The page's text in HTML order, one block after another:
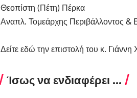
Θεοπίστη (Πέτη) Πέρκα
Αναπλ. Τομεάρχης Περιβάλλοντος &
Δείτε εδώ την επιστολή του κ. Γιάννη
Ίσως να ενδιαφέρει ...